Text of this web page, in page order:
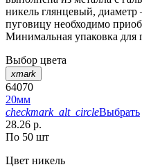
никель глянцевый,
пуговицу необходимо
Минимальная упаковка для
Выбор цвета
xmark
64070
20мм
checkmark_alt_circleВыбрать
28.26 р.
По 50 шт
Цвет никель